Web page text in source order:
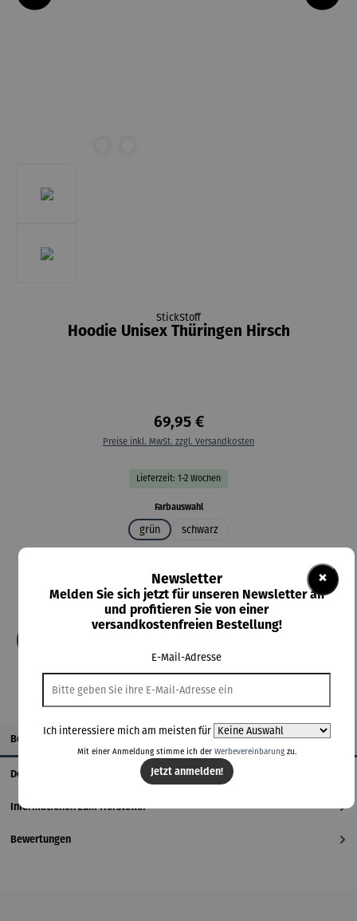
StickStoff
Hoodie Unisex Thüringen Hirsch
69,95 €
Preise inkl. MwSt. zzgl. Versandkosten
Lieferzeit: 1-2 Wochen
Farbauswahlauswählen
grün schwarz
5XL L M
XS
XXS
Beschreibung
Details
Informationen zum Hersteller
Bewertungen
×
Newsletter
Melden Sie sich jetzt für unseren Newsletter an
und profitieren Sie von einer
versandkostenfreien Bestellung!
E-Mail-Adresse
Ich interessiere mich am meisten für
Mit einer Anmeldung stimme ich der Werbevereinbarungzu.
Jetzt anmelden!